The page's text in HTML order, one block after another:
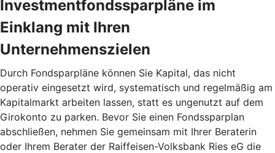
Investmentfondssparpläne im
Einklang mit Ihren
Unternehmenszielen
Durch Fondsparpläne können Sie Kapital, das nicht
operativ eingesetzt wird, systematisch und regelmäßig am
Kapitalmarkt arbeiten lassen, statt es ungenutzt auf dem
Girokonto zu parken. Bevor Sie einen Fondssparplan
abschließen, nehmen Sie gemeinsam mit Ihrer Beraterin
oder Ihrem Berater der Raiffeisen-Volksbank Ries eG die